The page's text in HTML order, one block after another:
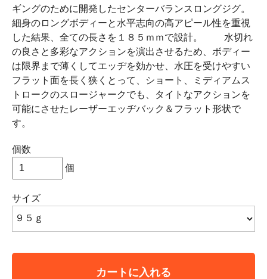
ギングのために開発したセンターバランスロングジグ。
細身のロングボディーと水平志向の高アピール性を重視
した結果、全ての長さを１８５ｍｍで設計。 水切れ
の良さと多彩なアクションを演出させるため、ボディー
は限界まで薄くしてエッヂを効かせ、水圧を受けやすい
フラット面を長く狭くとって、ショート、ミディアムス
トロークのスロージャークでも、タイトなアクションを
可能にさせたレーザーエッヂバック＆フラット形状で
す。
個数
個
サイズ
カートに入れる